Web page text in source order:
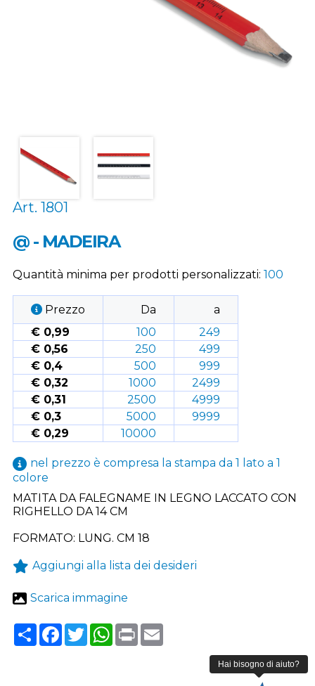
Art. 1801
@ - MADEIRA
Quantità minima per prodotti personalizzati: 100
Prezzo Da
a
€ 0,99
100
249
€ 0,56
250
499
€ 0,4
500
999
€ 0,32
1000
2499
€ 0,31
2500
4999
€ 0,3
5000
9999
€ 0,29
10000
nel prezzo è compresa la stampa da 1 lato a 1
colore
MATITA DA FALEGNAME IN LEGNO LACCATO CON
RIGHELLO DA 14 CM
FORMATO: LUNG. CM 18
Aggiungi alla lista dei desideri
Scarica immagine
ShareFacebook
TwitterWhatsApp
PrintEmail